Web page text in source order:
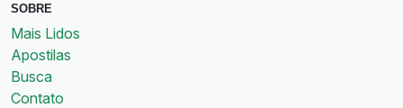
SOBRE
Mais Lidos
Apostilas
Busca
Contato